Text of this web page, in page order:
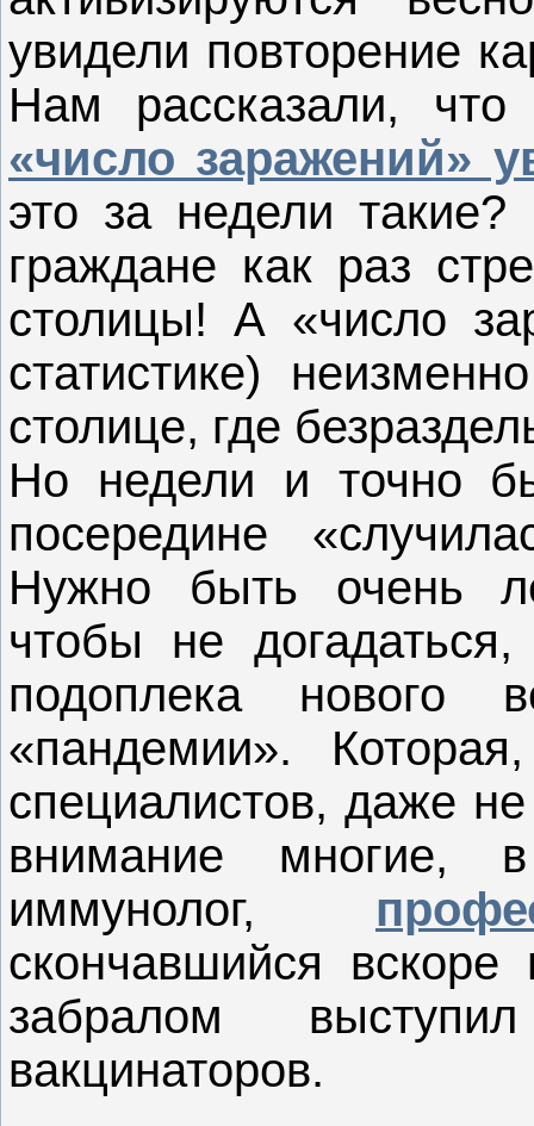
увидели повторение
Нам рассказали,
«число заражений»
это за недели
граждане как раз
столицы! А «число
статистике)
столице, где
Но недели и точно
посередине
Нужно быть очень
чтобы не
подоплека нового
«пандемии».
специалистов, даже
внимание многие,
иммунолог,
скончавшийся
забралом
вакцинаторов.